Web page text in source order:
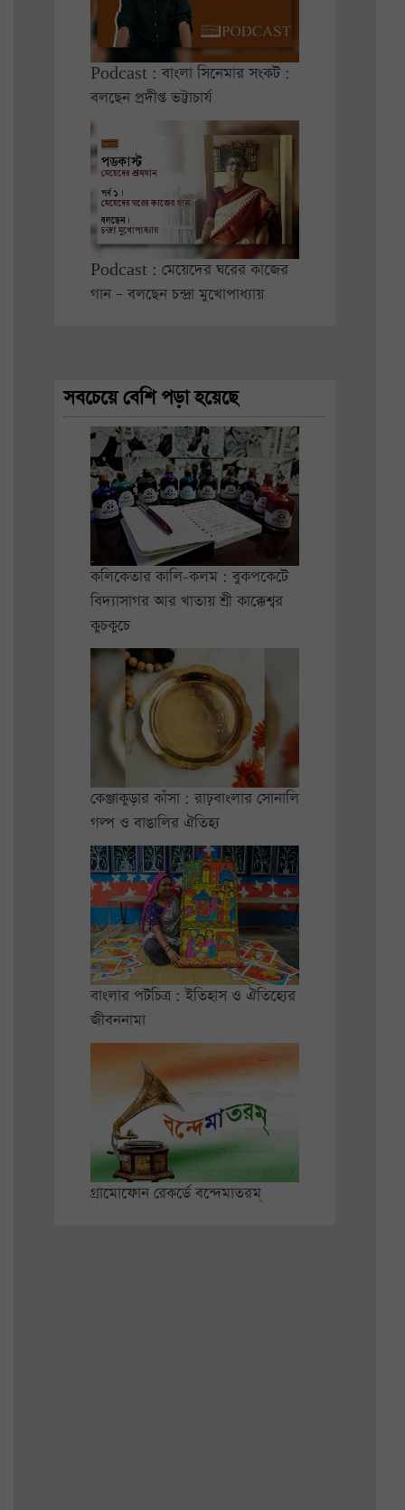
Podcast : বাংলা সিনেমার সংকট :
বলছেন প্রদীপ্ত ভট্টাচার্য
Podcast : মেয়েদের ঘরের কাজের
গান – বলছেন চন্দ্রা মুখোপাধ্যায়
সবচেয়ে বেশি পড়া হয়েছে
কলিকেতার কালি-কলম : বুকপকেটে
বিদ্যাসাগর আর খাতায় শ্রী কাক্কেশ্বর
কুচকুচে
কেঞ্জাকুড়ার কাঁসা : রাঢ়বাংলার সোনালি
গল্প ও বাঙালির ঐতিহ্য
বাংলার পটচিত্র : ইতিহাস ও ঐতিহ্যের
জীবননামা
গ্রামোফোন রেকর্ডে বন্দেমাতরম্